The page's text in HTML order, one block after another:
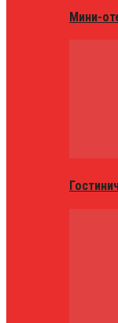
Мини-